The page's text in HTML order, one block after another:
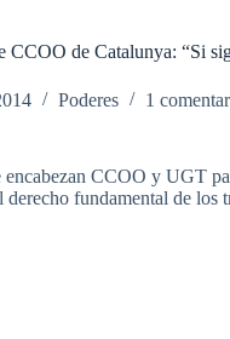
CCOO de Catalunya: “Si
Poderes 1
encabezan CCOO y UGT
derecho fundamental de los